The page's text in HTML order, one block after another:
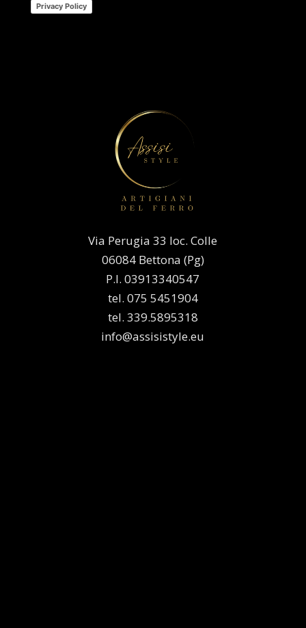
Privacy Policy
Via Perugia 33 loc. Colle
06084 Bettona (Pg)
P.I. 03913340547
tel. 075 5451904
tel. 339.5895318
info@assisistyle.eu